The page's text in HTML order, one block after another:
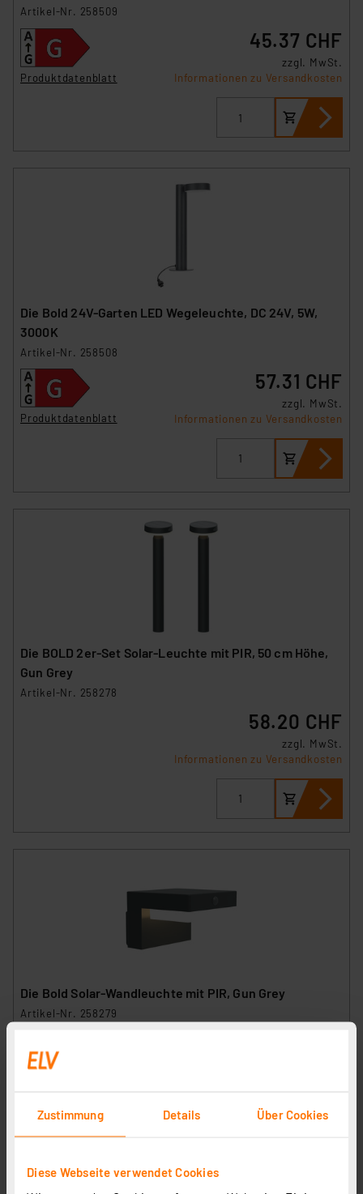
Zustimmung Details Über Cookies
Diese Webseite verwendet Cookies
Artikel-Nr. 258509
Produktdatenblatt
45.37 CHF
zzgl. MwSt.
Informationen zu Versandkosten
Die Bold 24V-Garten LED Wegeleuchte, DC 24V, 5W,
3000K
Artikel-Nr. 258508
Produktdatenblatt
57.31 CHF
zzgl. MwSt.
Informationen zu Versandkosten
Die BOLD 2er-Set Solar-Leuchte mit PIR, 50 cm Höhe,
Gun Grey
Artikel-Nr. 258278
58.20 CHF
zzgl. MwSt.
Informationen zu Versandkosten
Die Bold Solar-Wandleuchte mit PIR, Gun Grey
Artikel-Nr. 258279